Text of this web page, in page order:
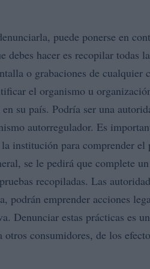
puede ponerse en
hacer es recopilar todas
o grabaciones de cualquier
el organismo u
su país. Podría ser una
autorregulador. Es
institución para comprender el
se le pedirá que complete
recopiladas. Las
podrán emprender acciones
Denunciar estas prácticas es
consumidores, de los